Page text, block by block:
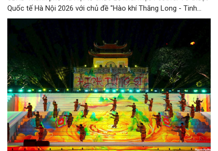
Quốc tế Hà Nội 2026 với chủ đề "Hào khí Thăng Long - Tinh
hoa võ Việt". Lần đầu tiên được tổ chức, Festival đánh dấu
hóa - thể thao mang tầm quốc tế, góp phần tôn vinh truyền
thống thượng võ dân tộc, quảng bá hình ảnh Hà Nội và thúc đẩy
giao lưu văn hóa, thể thao với bạn bè thế giới.